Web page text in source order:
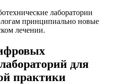
лаборатории
принципиально новые
лечении.
для
практики